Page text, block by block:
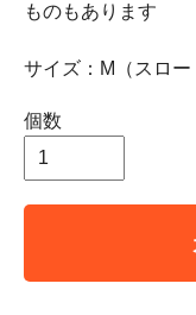
ものもあります
サイズ：M（スロー
個数